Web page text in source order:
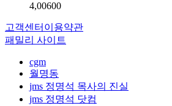
4,00600
고객센터 이용약관
패밀리 사이트
cgm
월명동
jms 정명석 목사의 진실
jms 정명석 닷컴